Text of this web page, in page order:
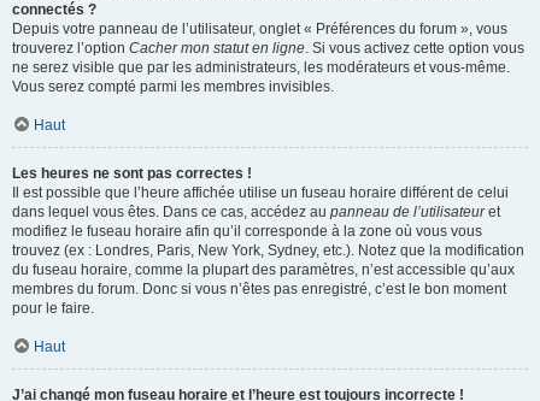
connectés ?
Depuis votre panneau de l’utilisateur, onglet « Préférences du forum », vous
trouverez l’option Cacher mon statut en ligne. Si vous activez cette option vous
ne serez visible que par les administrateurs, les modérateurs et vous-même.
Vous serez compté parmi les membres invisibles.
Haut
Les heures ne sont pas correctes !
Il est possible que l’heure affichée utilise un fuseau horaire différent de celui
dans lequel vous êtes. Dans ce cas, accédez au panneau de l’utilisateuret
modifiez le fuseau horaire afin qu’il corresponde à la zone où vous vous
trouvez (ex : Londres, Paris, New York, Sydney, etc.). Notez que la modification
du fuseau horaire, comme la plupart des paramètres, n’est accessible qu’aux
membres du forum. Donc si vous n’êtes pas enregistré, c’est le bon moment
pour le faire.
Haut
J’ai changé mon fuseau horaire et l’heure est toujours incorrecte !